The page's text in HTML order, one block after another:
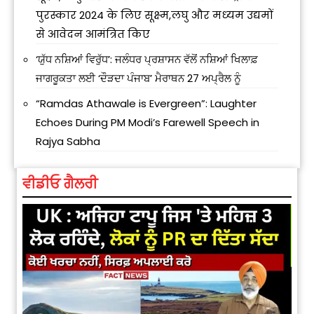
पुरस्कार 2024 के लिए सूक्ष्‍म,लघु और मध्‍यम उद्यमों
से आवेदन आमंत्रित किए
‘ਯੁੱਧ ਨਸ਼ਿਆਂ ਵਿਰੁੱਧ’: ਜਲੰਧਰ ਪ੍ਰਸ਼ਾਸਨ ਵੱਲੋਂ ਨਸ਼ਿਆਂ ਖਿਲਾਫ਼
ਜਾਗਰੂਕਤਾ ਲਈ ‘ਦੌੜਦਾ ਪੰਜਾਬ’ ਮੈਰਾਥਨ 27 ਅਪ੍ਰੈਲ ਨੂੰ
“Ramdas Athawale is Evergreen”: Laughter
Echoes During PM Modi’s Farewell Speech in
Rajya Sabha
ਵੀਡੀਓ ਗੈਲਰੀ